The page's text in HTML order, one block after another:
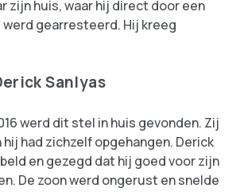
zijn huis, waar hij direct door een
gearresteerd. Hij kreeg
Sanlyas
werd dit stel in huis gevonden. Zij
had zichzelf opgehangen. Derick
en gezegd dat hij goed voor zijn
De zoon werd ongerust en snelde